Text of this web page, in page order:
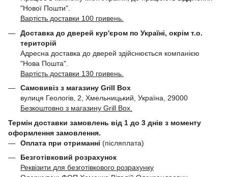
"Нової Пошти".
Вартість доставки 100 гривень.
Доставка до дверей кур'єром по Україні, окрім т.о.
територій
Адресна доставка до дверей здійснюється компанією
"Нова Пошта".
Вартість доставки 130 гривень.
Самовивіз з магазину Grill Box
вулиця Геологів, 2, Хмельницький, Україна, 29000
Безкоштовно з магазину Grill Box.
Термін доставки замовлень від 1 до 3 днів з моменту
оформлення замовлення.
Оплата при отриманні (післяплата)
Безготівковий розрахунок
Реквізити для безготівкового розрахунку